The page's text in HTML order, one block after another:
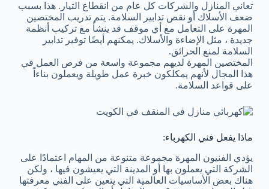
تعاني المنازل والشركات كل عام من انقطاع التيار. هذا بسبب
ضعف الأسلاك أو نقص تدابير السلامة. يتم تدريب المختصين
المهرة على التعامل مع أي موقف قد ينشأ مع تركيب أنظمة
جديدة ، مثل الإضاءة والأسلاك. يمكنهم أيضًا توفير تدابير
السلامة لمنع الحرائق.
المختصين المهرة لديهم مجموعة واسعة من فرص العمل في
هذا المجال لأنهم يمكلكون خبرة عمل طويلة ويعملون بناءاً
على قواعد السلامة.
ماذا يفعل فني الكهرباء:
يؤدي الفنيون المهرة مجموعة متنوعة من المهام اعتمادًا على
الشركة التي يعملون بها أو المدينة التي يعيشون فيها ، ولكن
هناك بعض الأساسيات العالمية التي يتعين على الفني معرفتها